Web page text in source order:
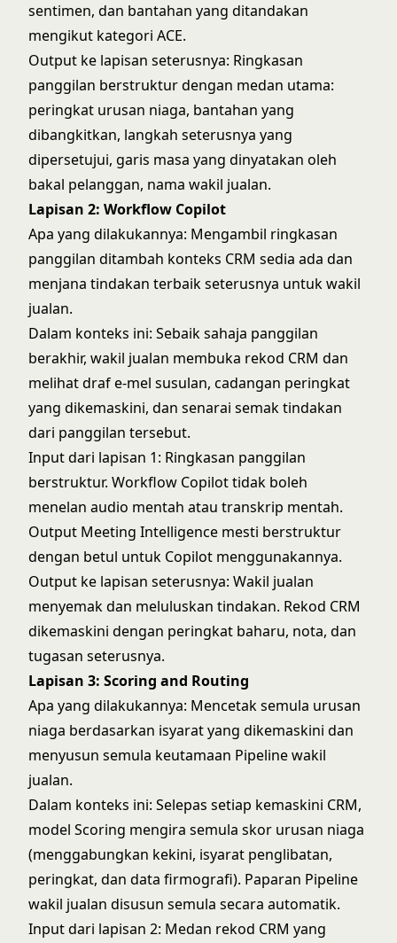
sentimen, dan bantahan yang ditandakan
mengikut kategori ACE.
Output ke lapisan seterusnya: Ringkasan
panggilan berstruktur dengan medan utama:
peringkat urusan niaga, bantahan yang
dibangkitkan, langkah seterusnya yang
dipersetujui, garis masa yang dinyatakan oleh
bakal pelanggan, nama wakil jualan.
Lapisan 2: Workflow Copilot
Apa yang dilakukannya: Mengambil ringkasan
panggilan ditambah konteks CRM sedia ada dan
menjana tindakan terbaik seterusnya untuk wakil
jualan.
Dalam konteks ini: Sebaik sahaja panggilan
berakhir, wakil jualan membuka rekod CRM dan
melihat draf e-mel susulan, cadangan peringkat
yang dikemaskini, dan senarai semak tindakan
dari panggilan tersebut.
Input dari lapisan 1: Ringkasan panggilan
berstruktur. Workflow Copilot tidak boleh
menelan audio mentah atau transkrip mentah.
Output Meeting Intelligence mesti berstruktur
dengan betul untuk Copilot menggunakannya.
Output ke lapisan seterusnya: Wakil jualan
menyemak dan meluluskan tindakan. Rekod CRM
dikemaskini dengan peringkat baharu, nota, dan
tugasan seterusnya.
Lapisan 3: Scoring and Routing
Apa yang dilakukannya: Mencetak semula urusan
niaga berdasarkan isyarat yang dikemaskini dan
menyusun semula keutamaan Pipeline wakil
jualan.
Dalam konteks ini: Selepas setiap kemaskini CRM,
model Scoring mengira semula skor urusan niaga
(menggabungkan kekini, isyarat penglibatan,
peringkat, dan data firmografi). Paparan Pipeline
wakil jualan disusun semula secara automatik.
Input dari lapisan 2: Medan rekod CRM yang